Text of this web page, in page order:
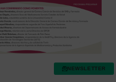
NEWSLETTER